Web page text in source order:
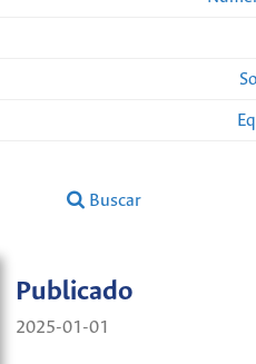
Buscar
Publicado
2025-01-01